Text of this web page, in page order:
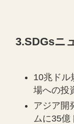
3.SDGsニ
10兆ドル
場への投
アジア開
ムに35億